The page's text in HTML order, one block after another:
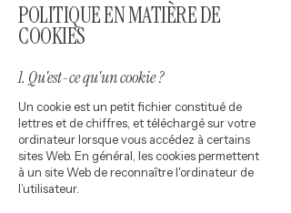
POLITIQUE EN MATIÈRE DE
COOKIES
1. Qu'est-ce qu'un cookie ?
Un cookie est un petit fichier constitué de
lettres et de chiffres, et téléchargé sur votre
ordinateur lorsque vous accédez à certains
sites Web. En général, les cookies permettent
à un site Web de reconnaître l'ordinateur de
l’utilisateur.